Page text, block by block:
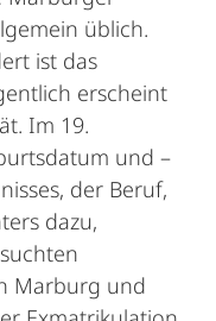
üblich.
ist das
erscheint
Im 19.
und –
der Beruf,
dazu,
Marburg und